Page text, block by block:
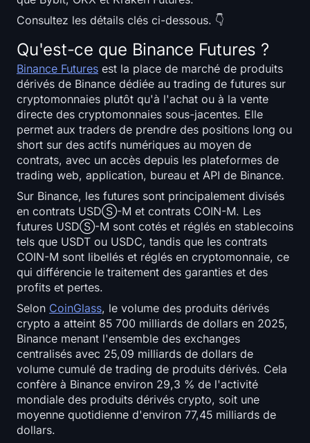
Compte à rebours du halving
Suivi du gas de l'ETH
Suivi de portefeuille de cryptos
Calculateur de staking de cryptomonnaies
À propos
S'inscrire Connexion
Langue
Consultez les détails clés ci-dessous. 👇
Qu'est-ce que Binance Futures ?
Binance Futures est la place de marché de produits
dérivés de Binance dédiée au trading de futures sur
cryptomonnaies plutôt qu'à l'achat ou à la vente
directe des cryptomonnaies sous-jacentes. Elle
permet aux traders de prendre des positions long ou
short sur des actifs numériques au moyen de
contrats, avec un accès depuis les plateformes de
trading web, application, bureau et API de Binance.
Sur Binance, les futures sont principalement divisés
en contrats USDⓈ-M et contrats COIN-M. Les
futures USDⓈ-M sont cotés et réglés en stablecoins
tels que USDT ou USDC, tandis que les contrats
COIN-M sont libellés et réglés en cryptomonnaie, ce
qui différencie le traitement des garanties et des
profits et pertes.
Selon CoinGlass, le volume des produits dérivés
crypto a atteint 85 700 milliards de dollars en 2025,
Binance menant l'ensemble des exchanges
centralisés avec 25,09 milliards de dollars de
volume cumulé de trading de produits dérivés. Cela
confère à Binance environ 29,3 % de l'activité
mondiale des produits dérivés crypto, soit une
moyenne quotidienne d'environ 77,45 milliards de
dollars.